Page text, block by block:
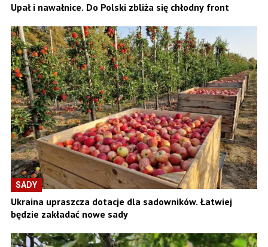
Upał i nawałnice. Do Polski zbliża się chłodny front
SADY
Ukraina upraszcza dotacje dla sadowników. Łatwiej
będzie zakładać nowe sady